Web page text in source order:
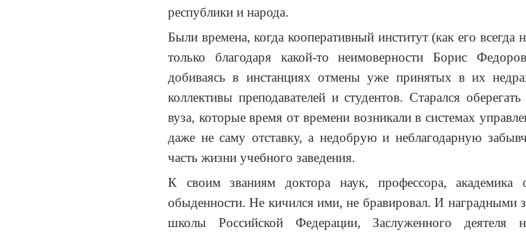
республики и народа.
Были времена, когда кооперативный институт (как его
только благодаря какой-то неимоверности Борис
добиваясь в инстанциях отмены уже принятых в их
коллективы преподавателей и студентов. Старался
вуза, которые время от времени возникали в системах
даже не саму отставку, а недобрую и неблагодарную
часть жизни учебного заведения.
К своим званиям доктора наук, профессора, академика
обыденности. Не кичился ими, не бравировал. И наградными
школы Российской Федерации, Заслуженного